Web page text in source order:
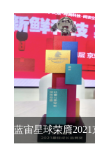
蓝宙星球荣膺2021